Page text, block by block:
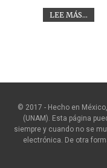
LEE MÁS...
© 2017 - Hecho en
(UNAM). Esta página
siempre y cuando no se
electrónica. De otra